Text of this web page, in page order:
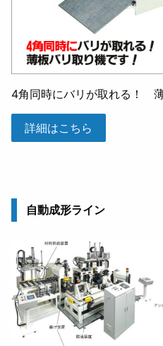
4角同時にバリが取れる！
詳細はこちら
自動成形ライン